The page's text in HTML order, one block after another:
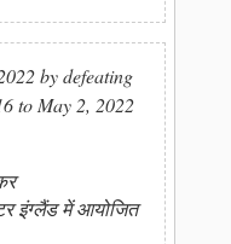
by defeating
to May 2, 2022
इंग्लैंड में आयोजित